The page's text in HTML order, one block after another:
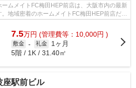
ムメイトFC梅田HEP前店は、大阪市内の最新
地域密着のホームメイトFC梅田HEP前店だか
たの理想の...
7.5万円 (管理費等：10,000円 )
敷金 - 礼金
1ヶ月
5階 / 1K / 31.40㎡
座駅前ビル